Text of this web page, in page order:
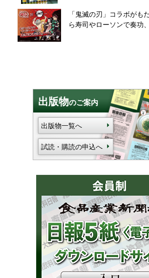
「鬼滅の刃」コラボがも
ら寿司やローソンで奏功
出版物のご案内
出版物一覧へ
試読・購読の申込へ